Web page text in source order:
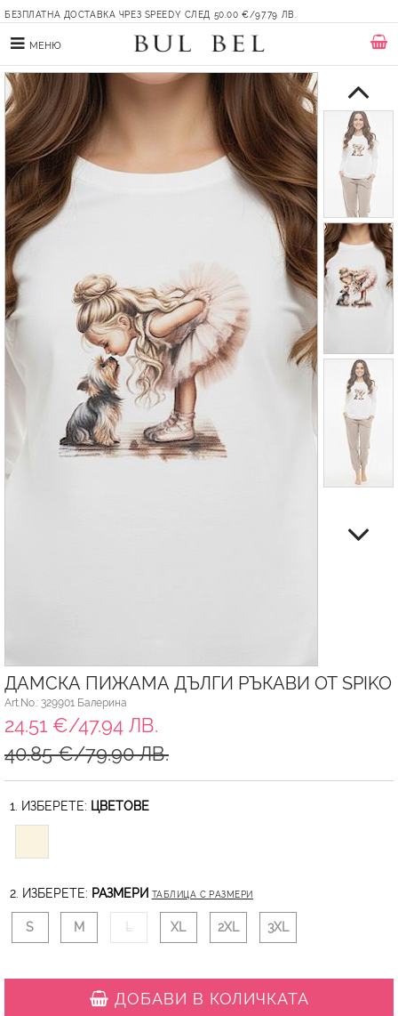
БЕЗПЛАТНА ДОСТАВКА ЧРЕЗ SPEEDY СЛЕД 50.00 €/97.79 ЛВ.
МЕНЮ
ДАМСКА ПИЖАМА ДЪЛГИ РЪКАВИ ОТ SPIKO
Art.No.: 329901 Балерина
24.51 €/47.94 ЛВ.
40.85 €/79.90 ЛВ.
1. ИЗБЕРЕТЕ: ЦВЕТОВЕ
2. ИЗБЕРЕТЕ: РАЗМЕРИ ТАБЛИЦА С РАЗМЕРИ
S M L XL 2XL 3XL
ДОБАВИ В КОЛИЧКАТА